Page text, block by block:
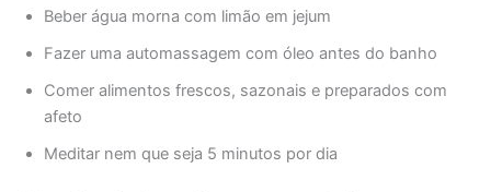
Beber água morna com limão em jejum
Fazer uma automassagem com óleo antes do banho
Comer alimentos frescos, sazonais e preparados com
afeto
Meditar nem que seja 5 minutos por dia